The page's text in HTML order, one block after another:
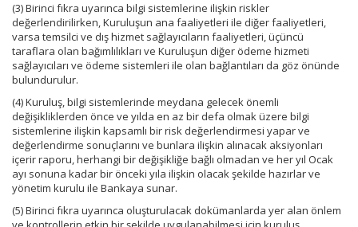
(3) Birinci fıkra uyarınca bilgi sistemlerine ilişkin riskler
değerlendirilirken, Kuruluşun ana faaliyetleri ile diğer faaliyetleri,
varsa temsilci ve dış hizmet sağlayıcıların faaliyetleri, üçüncü
taraflara olan bağımlılıkları ve Kuruluşun diğer ödeme hizmeti
sağlayıcıları ve ödeme sistemleri ile olan bağlantıları da göz önünde
bulundurulur.
(4) Kuruluş, bilgi sistemlerinde meydana gelecek önemli
değişikliklerden önce ve yılda en az bir defa olmak üzere bilgi
sistemlerine ilişkin kapsamlı bir risk değerlendirmesi yapar ve
değerlendirme sonuçlarını ve bunlara ilişkin alınacak aksiyonları
içerir raporu, herhangi bir değişikliğe bağlı olmadan ve her yıl Ocak
ayı sonuna kadar bir önceki yıla ilişkin olacak şekilde hazırlar ve
yönetim kurulu ile Bankaya sunar.
(5) Birinci fıkra uyarınca oluşturulacak dokümanlarda yer alan önlem